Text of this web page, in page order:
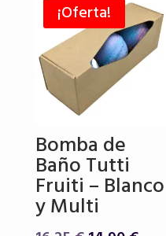
¡Oferta!
Bomba de
Baño Tutti
Fruiti – Blanco
y Multi